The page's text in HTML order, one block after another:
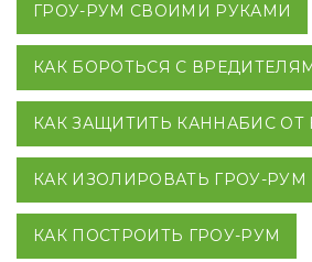
ГРОУ-РУМ СВОИМИ РУКАМИ
КАК БОРОТЬСЯ С
КАК ЗАЩИТИТЬ КАННАБИС
КАК ИЗОЛИРОВАТЬ ГРОУ-РУМ
КАК ПОСТРОИТЬ ГРОУ-РУМ